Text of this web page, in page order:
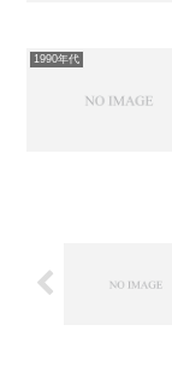
1990年代